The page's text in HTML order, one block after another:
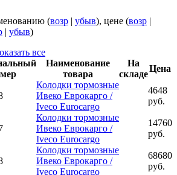
(возр | убыв), цене (возр |
| убыв)
все
Наименование
товара
На
складе
Цена
Колодки тормозные
Ивеко Еврокарго /
Iveco Eurocargo
4648
руб.
Колодки тормозные
Ивеко Еврокарго /
Iveco Eurocargo
14760
руб.
Колодки тормозные
Ивеко Еврокарго /
Iveco Eurocargo
68680
руб.